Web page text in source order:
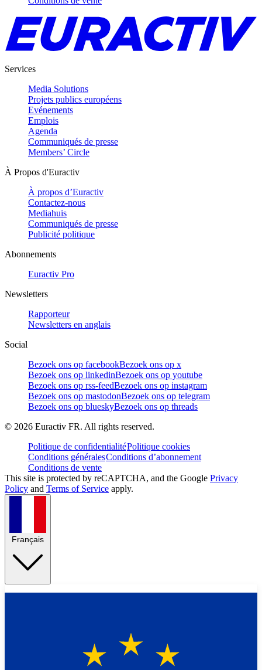
Services
Media Solutions
Projets publics européens
Evénements
Emplois
Agenda
Communiqués de presse
Members’ Circle
À Propos d'Euractiv
À propos d’Euractiv
Contactez-nous
Mediahuis
Communiqués de presse
Publicité politique
Abonnements
Euractiv Pro
Newsletters
Rapporteur
Newsletters en anglais
Social
Bezoek ons op facebookBezoek ons op x
Bezoek ons op linkedinBezoek ons op youtube
Bezoek ons op rss-feedBezoek ons op instagram
Bezoek ons op mastodonBezoek ons op telegram
Bezoek ons op blueskyBezoek ons op threads
© 2026 Euractiv FR. All rights reserved.
Politique de confidentialitéPolitique cookies
Conditions généralesConditions d’abonnement
Conditions de vente
This site is protected by reCAPTCHA, and the Google Privacy
Policy and Terms of Service apply.
Français